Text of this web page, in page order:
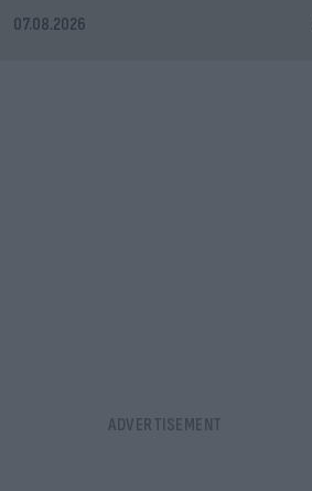
07.08.2026